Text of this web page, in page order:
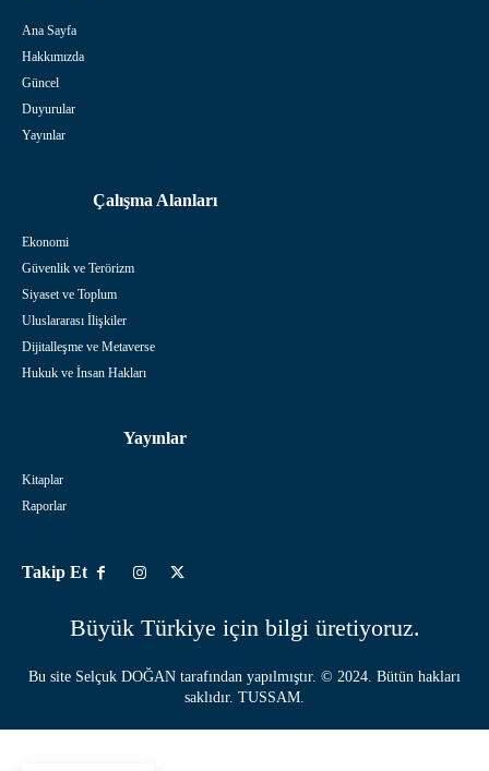
Ana Sayfa
Hakkımızda
Güncel
Duyurular
Yayınlar
Çalışma Alanları
Ekonomi
Güvenlik ve Terörizm
Siyaset ve Toplum
Uluslararası İlişkiler
Dijitalleşme ve Metaverse
Hukuk ve İnsan Hakları
Yayınlar
Kitaplar
Raporlar
Takip Et
Büyük Türkiye için bilgi üretiyoruz.
Bu site Selçuk DOĞAN tarafından yapılmıştır. © 2024. Bütün hakları
saklıdır. TUSSAM.